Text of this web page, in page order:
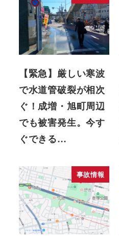
【緊急】厳しい寒波
で水道管破裂が相次
ぐ！成増・旭町周辺
でも被害発生。今す
ぐできる…
事故情報